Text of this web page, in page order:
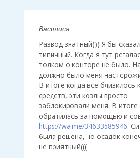
Василиса
Развод знатный))) Я бы
типичный. Когда я тут
толком о конторе не было.
должно было меня
В итоге когда все близилось
средств, эти козлы просто
заблокировали меня. В итоге
обратилась за помощью и
https://wa.me/34633685946.
была решена, но осадок
не приятный(((